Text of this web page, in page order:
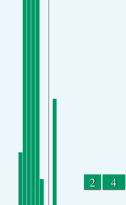
2 4